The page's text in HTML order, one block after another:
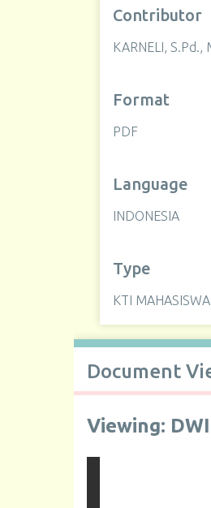
Contributor
KARNELI, S.Pd.,
Format
PDF
Language
INDONESIA
Type
KTI MAHASISWA
Document
Viewing: